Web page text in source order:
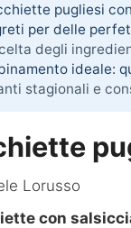
pugliesi
per delle
degli
ideale:
stagionali e
Lorusso
con